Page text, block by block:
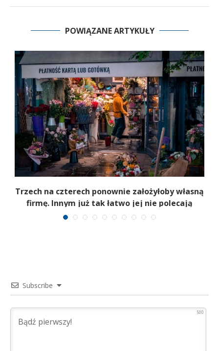
POWIĄZANE ARTYKUŁY
Trzech na czterech ponownie założyłoby własną
firmę. Innym już tak łatwo jej nie polecają
Subscribe
500